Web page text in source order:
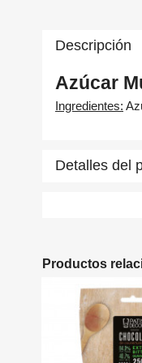
Descripción
Azúcar
Ingredientes:
Detalles del
Productos